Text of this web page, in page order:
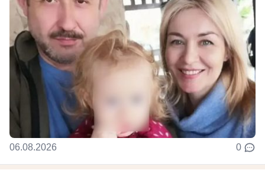
06.08.2026 0